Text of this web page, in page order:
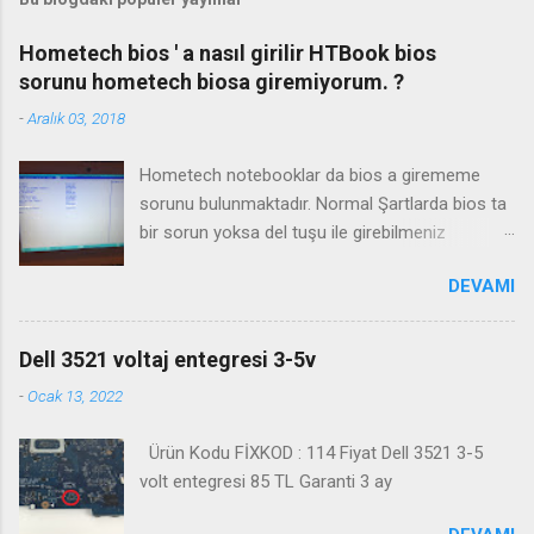
Hometech bios ' a nasıl girilir HTBook bios
sorunu hometech biosa giremiyorum. ?
-Aralık 03, 2018
Hometech notebooklar da bios a girememe
sorunu bulunmaktadır. Normal Şartlarda bios ta
bir sorun yoksa del tuşu ile girebilmeniz
yaramaktadır. Biosa girme videosu izleyin
Kanalimiza abone olmayı unutmayın
DEVAMI
Dell 3521 voltaj entegresi 3-5v
-Ocak 13, 2022
Ürün Kodu FİXKOD : 114 Fiyat Dell 3521 3-5
volt entegresi 85 TL Garanti 3 ay